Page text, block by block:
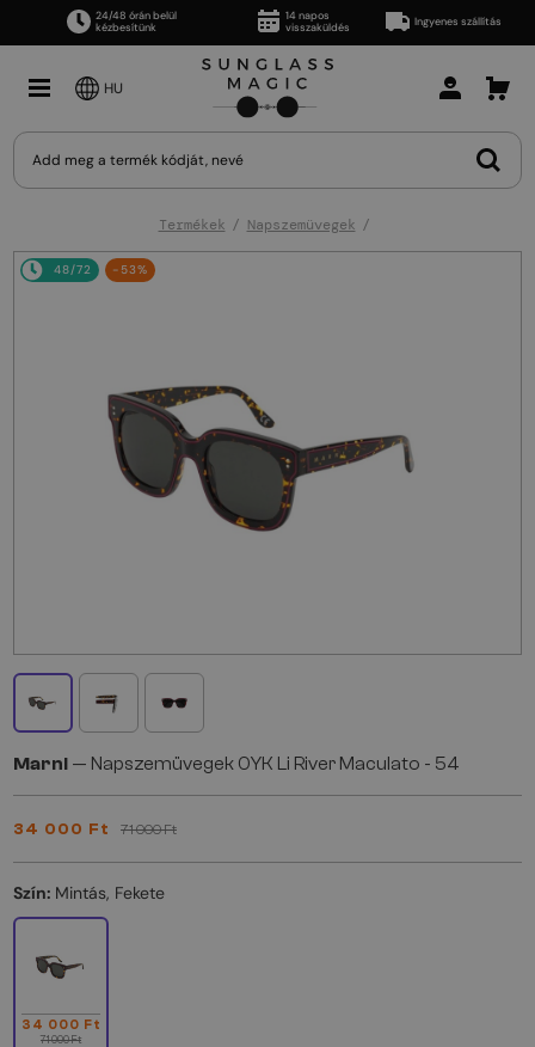
24/48 órán belül
kézbesítünk
14 napos
visszaküldés
Ingyenes szállítás
HU
Termékek Napszemüvegek
48/72 -53%
Marni — Napszemüvegek 0YK Li River Maculato - 54
34 000 Ft 71 000 Ft
Szín: Mintás, Fekete
34 000 Ft
71 000 Ft